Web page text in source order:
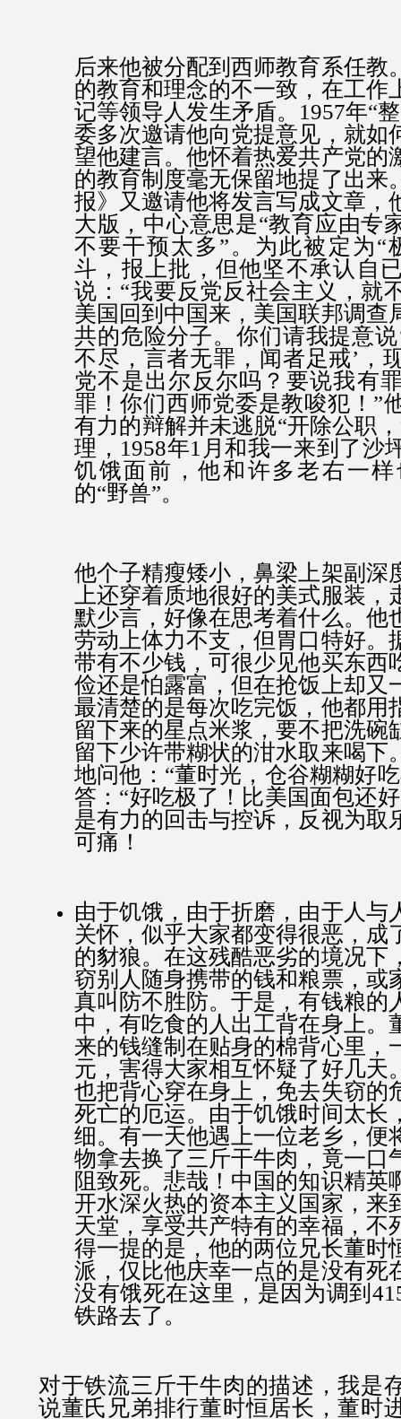
后来他被分配到西师教育系任教
的教育和理念的不一致，在工作
记等领导人发生矛盾。1957年“
委多次邀请他向党提意见，就如
望他建言。他怀着热爱共产党的
的教育制度毫无保留地提了出来
报》又邀请他将发言写成文章，
大版，中心意思是“教育应由专
不要干预太多”。为此被定为“
斗，报上批，但他坚不承认自
说：“我要反党反社会主义，就
美国回到中国来，美国联邦调查
共的危险分子。你们请我提意
不尽，言者无罪，闻者足戒’，
党不是出尔反尔吗？要说我有
罪！你们西师党委是教唆犯！”
有力的辩解并未逃脱“开除公职
理，1958年1月和我一来到了沙
饥饿面前，他和许多老右一
的“野兽”。
他个子精瘦矮小，鼻梁上架副深
上还穿着质地很好的美式服装，
默少言，好像在思考着什么。他
劳动上体力不支，但胃口特好。
带有不少钱，可很少见他买东西
俭还是怕露富，但在抢饭上却又
最清楚的是每次吃完饭，他都用
留下来的星点米浆，要不把洗碗
留下少许带糊状的泔水取来喝下
地问他：“董时光，仓谷糊糊好
答：“好吃极了！比美国面包还
是有力的回击与控诉，反视为取
可痛！
由于饥饿，由于折磨，由于人与
关怀，似乎大家都变得很恶，成
的豺狼。在这残酷恶劣的境况下
窃别人随身携带的钱和粮票，或
真叫防不胜防。于是，有钱粮的
中，有吃食的人出工背在身上。
来的钱缝制在贴身的棉背心里，
元，害得大家相互怀疑了好几天
也把背心穿在身上，免去失窃的
死亡的厄运。由于饥饿时间太长
细。有一天他遇上一位老乡，便
物拿去换了三斤干牛肉，竟一口
阻致死。悲哉！中国的知识精英
开水深火热的资本主义国家，来
天堂，享受共产特有的幸福，不
得一提的是，他的两位兄长董时
派，仅比他庆幸一点的是没有死
没有饿死在这里，是因为调到
铁路去了。
对于铁流三斤干牛肉的描述，我是
说董氏兄弟排行董时恒居长，董时